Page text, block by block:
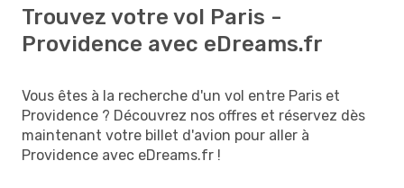
Trouvez votre vol Paris -
Providence avec eDreams.fr
Vous êtes à la recherche d'un vol entre Paris et
Providence ? Découvrez nos offres et réservez dès
maintenant votre billet d'avion pour aller à
Providence avec eDreams.fr !